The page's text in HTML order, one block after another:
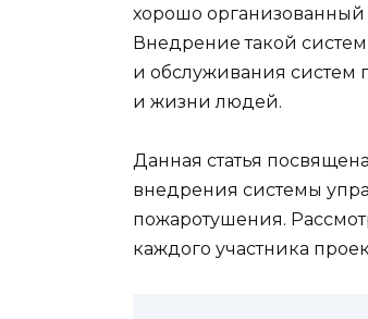
хорошо организованный
Внедрение такой
и обслуживания систем
и жизни людей.
Данная статья
внедрения системы
пожаротушения.
каждого участника